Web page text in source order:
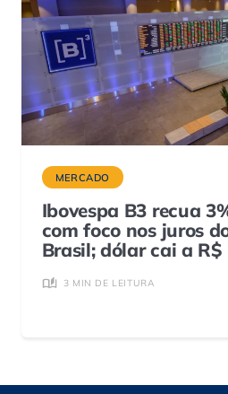
MERCADO
Ibovespa B3 recua
com foco nos juros
Brasil; dólar cai a R$
3 MIN DE LEITURA